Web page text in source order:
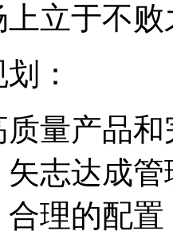
立于不败
：
量产品
志达成
理的配